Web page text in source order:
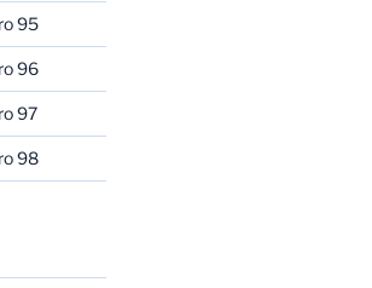
95
96
97
98